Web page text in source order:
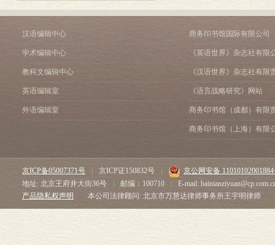
汉语编辑中心
学术编辑中心
教科文编辑中心
英语编辑室
外语编辑室
商务印书馆国际有限公司
《英语世界》杂志社有限
《汉语世界》杂志社有限
《语言战略研究》网站
商务印书馆（成都）有限
商务印书馆（上海）有限
京ICP备05007371号 京ICP证150832号
京公网安备
地址: 北京王府井大街36号
邮编：100710
E-mail:
产品隐私权声明
本公司法律顾问: 北京市万慧达律师事务所王宇明律师